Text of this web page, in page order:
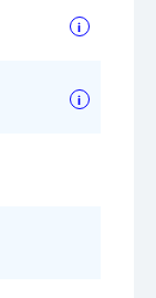
i
i